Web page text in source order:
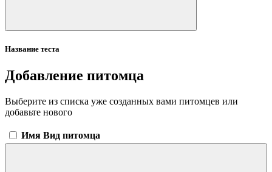
Название теста
Добавление питомца
Выберите из списка уже созданных вами питомцев или
добавьте нового
Имя Вид питомца